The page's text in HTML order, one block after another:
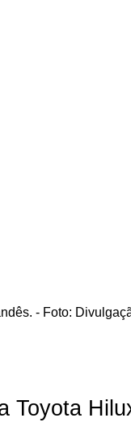
- Foto:
Toyota